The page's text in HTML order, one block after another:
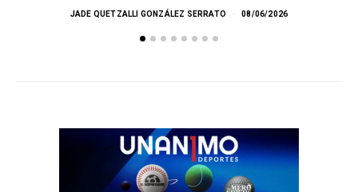
JADE QUETZALLI GONZÁLEZ SERRATO 08/06/2026